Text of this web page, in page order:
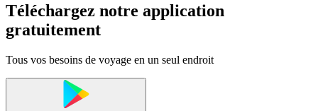
Téléchargez notre application
gratuitement
Tous vos besoins de voyage en un seul endroit